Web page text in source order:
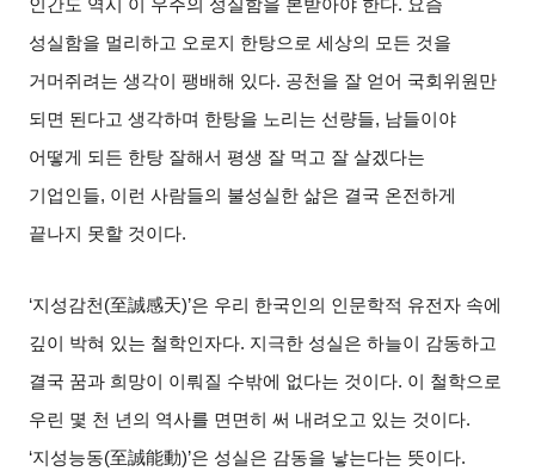
인간도 역시 이 우주의 성실함을 본받아야 한다. 요즘
성실함을 멀리하고 오로지 한탕으로 세상의 모든 것을
거머쥐려는 생각이 팽배해 있다. 공천을 잘 얻어 국회위원만
되면 된다고 생각하며 한탕을 노리는 선량들, 남들이야
어떻게 되든 한탕 잘해서 평생 잘 먹고 잘 살겠다는
기업인들, 이런 사람들의 불성실한 삶은 결국 온전하게
끝나지 못할 것이다.
‘지성감천 (至誠感天)’은 우리 한국인의 인문학적 유전자 속에
깊이 박혀 있는 철학인자다. 지극한 성실은 하늘이 감동하고
결국 꿈과 희망이 이뤄질 수밖에 없다는 것이다. 이 철학으로
우린 몇 천 년의 역사를 면면히 써 내려오고 있는 것이다.
‘지성능동(至誠能動)’은 성실은 감동을 낳는다는 뜻이다.